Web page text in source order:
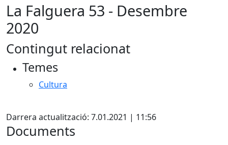
La Falguera 53 - Desembre
2020
Contingut relacionat
Temes
Cultura
Darrera actualització: 7.01.2021 | 11:56
Documents